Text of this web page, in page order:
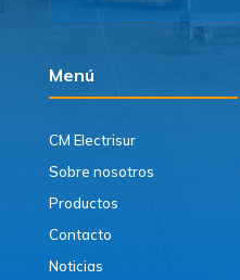
Menú
CM Electrisur
Sobre nosotros
Productos
Contacto
Noticias